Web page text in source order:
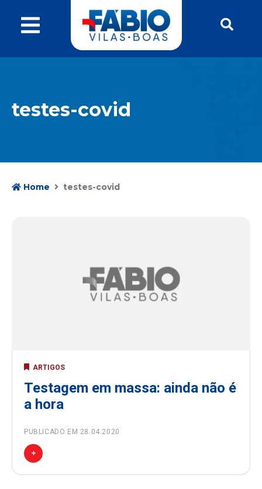
testes-covid
Home testes-covid
ARTIGOS
Testagem em massa: ainda não é
a hora
PUBLICADO EM 28.04.2020